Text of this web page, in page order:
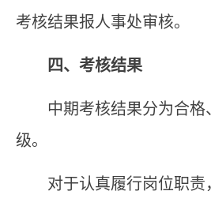
考核结果报人事处审核。
四、考核结果
中期考核结果分为合格
级。
对于认真履行岗位职责